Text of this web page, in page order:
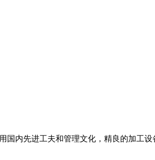
内先进工夫和管理文化，精良的加工